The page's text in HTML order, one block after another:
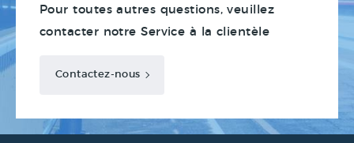
Pour toutes autres questions, veuillez
contacter notre Service à la clientèle
Contactez-nous